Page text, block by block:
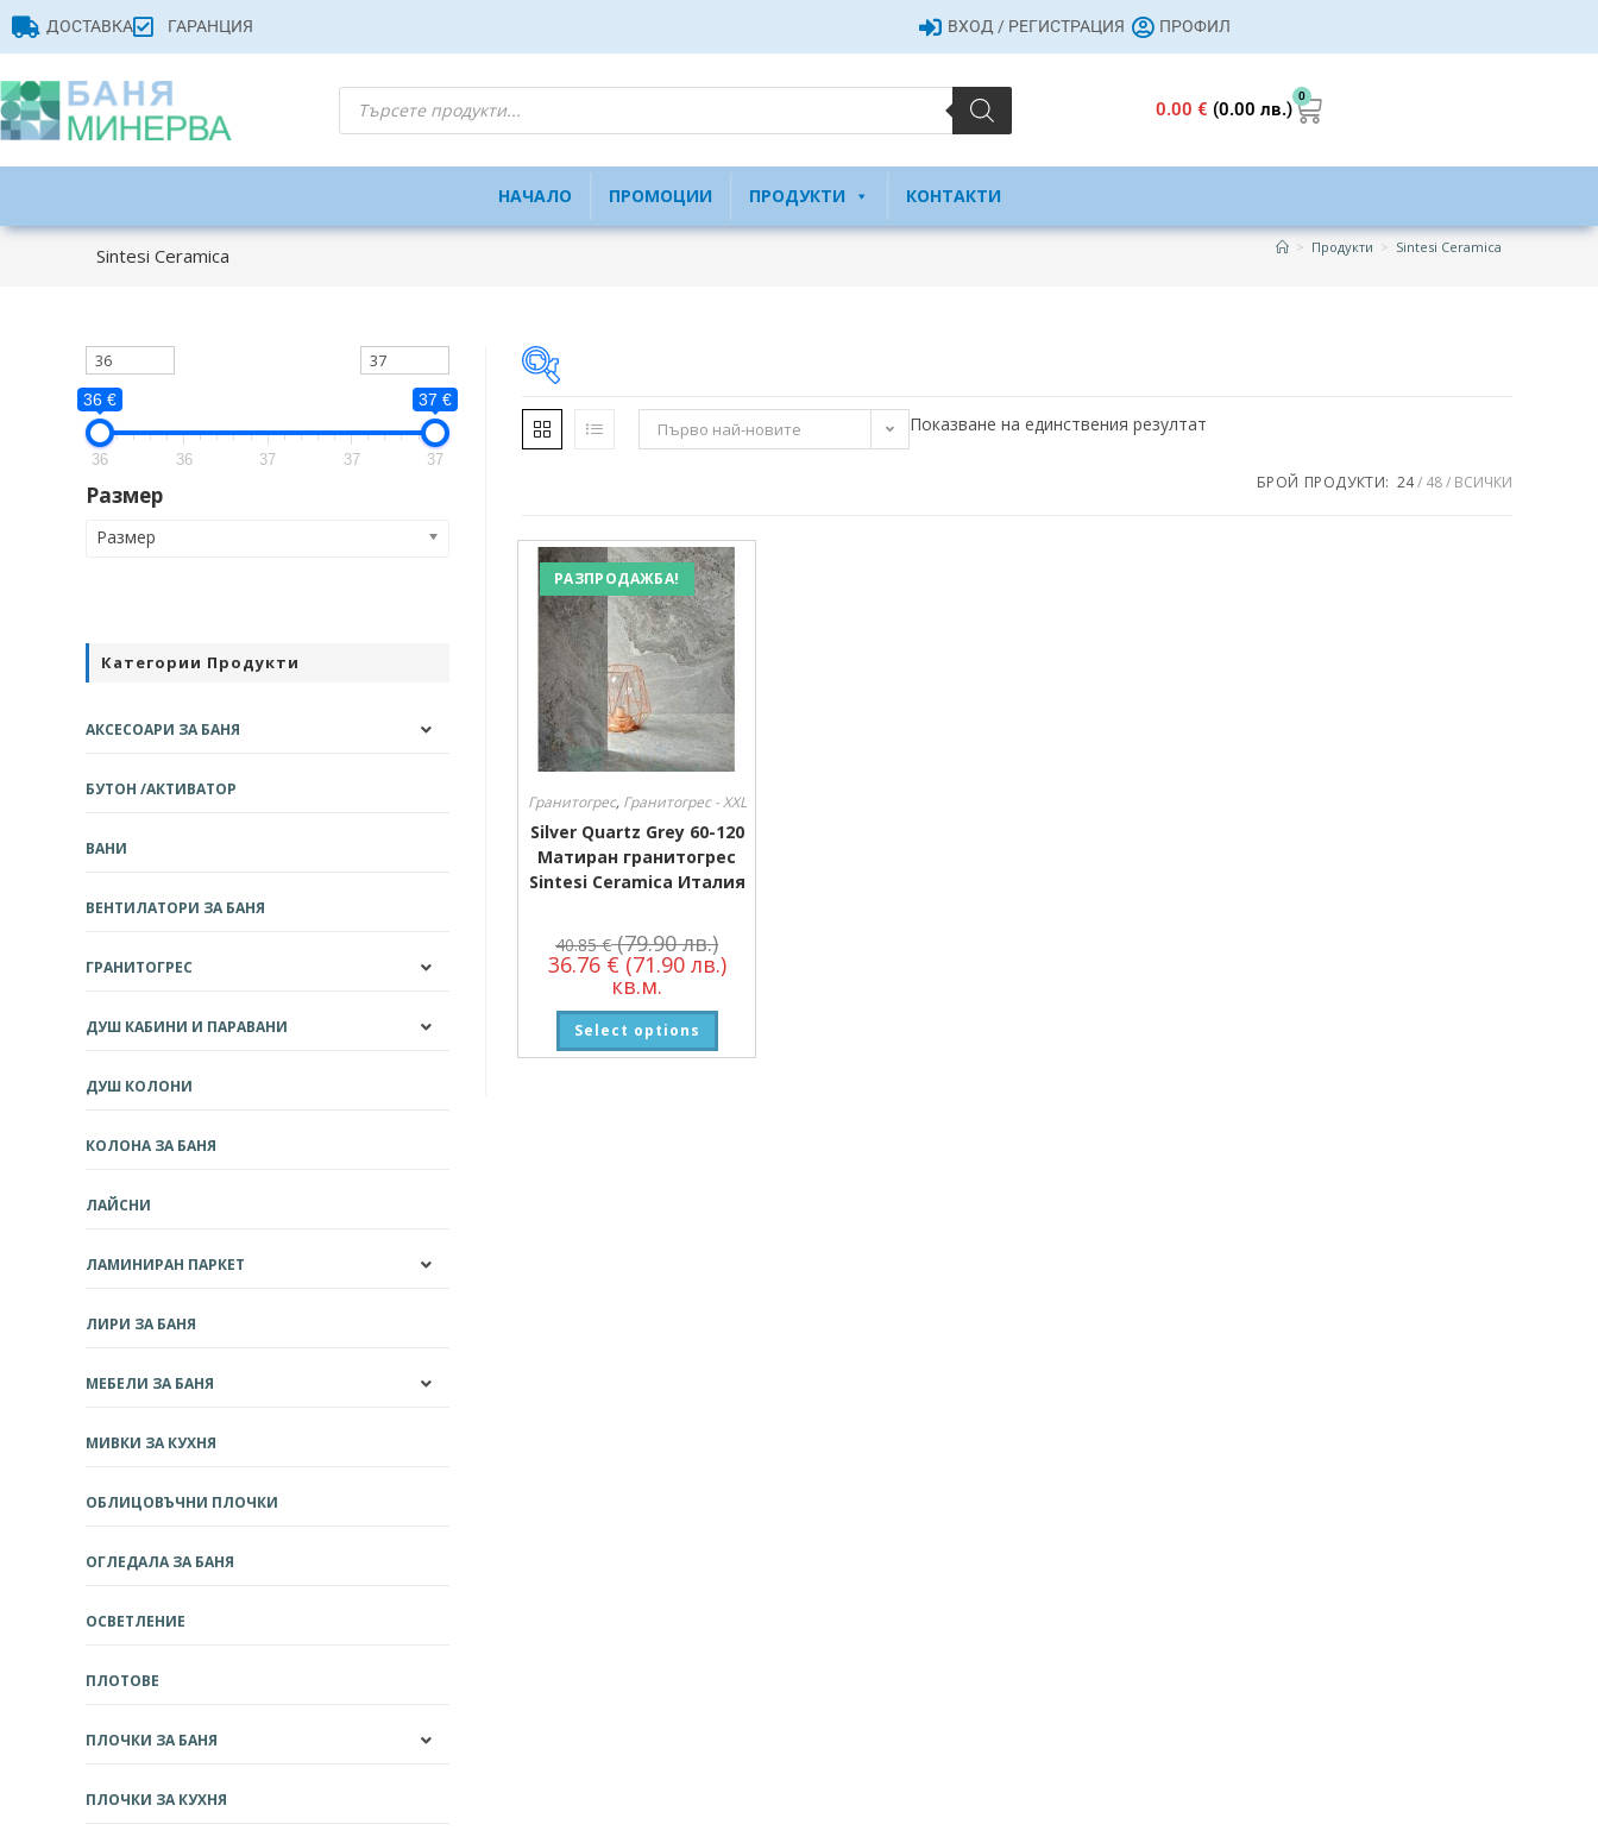
ДОСТАВКА ГАРАНЦИЯ ВХОД / РЕГИСТРАЦИЯ ПРОФИЛ
0.00€ (0.00 лв.)
0
НАЧАЛО ПРОМОЦИИ ПРОДУКТИ КОНТАКТИ
Sintesi Ceramica > Продукти > Sintesi Ceramica
Размер
Размер
Първо най-новите Показване на единствения резултат
БРОЙ ПРОДУКТИ: 24 48 ВСИЧКИ
РАЗПРОДАЖБА!
Гранитогрес, Гранитогрес - XXL
Silver Quartz Grey 60-120
Матиран гранитогрес
Sintesi Ceramica Италия
40.85€ (79.90 лв.)
36.76 € (71.90 лв.)
кв.м.
Select options
36 € 37 €
36 36 37 37 37
Размер
Размер
Категории Продукти
АКСЕСОАРИ ЗА БАНЯ
БУТОН /АКТИВАТОР
ВАНИ
ВЕНТИЛАТОРИ ЗА БАНЯ
ГРАНИТОГРЕС
ДУШ КАБИНИ И ПАРАВАНИ
ДУШ КОЛОНИ
КОЛОНА ЗА БАНЯ
ЛАЙСНИ
ЛАМИНИРАН ПАРКЕТ
ЛИРИ ЗА БАНЯ
МЕБЕЛИ ЗА БАНЯ
МИВКИ ЗА КУХНЯ
ОБЛИЦОВЪЧНИ ПЛОЧКИ
ОГЛЕДАЛА ЗА БАНЯ
ОСВЕТЛЕНИЕ
ПЛОТОВЕ
ПЛОЧКИ ЗА БАНЯ
ПЛОЧКИ ЗА КУХНЯ